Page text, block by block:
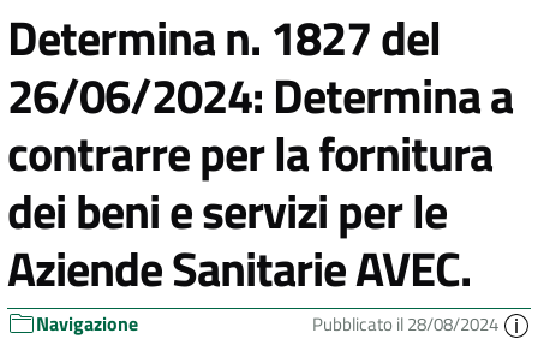
Determina n. 1827 del
26/06/2024: Determina a
contrarre per la fornitura
dei beni e servizi per le
Aziende Sanitarie AVEC.
Navigazione Pubblicato il 28/08/2024